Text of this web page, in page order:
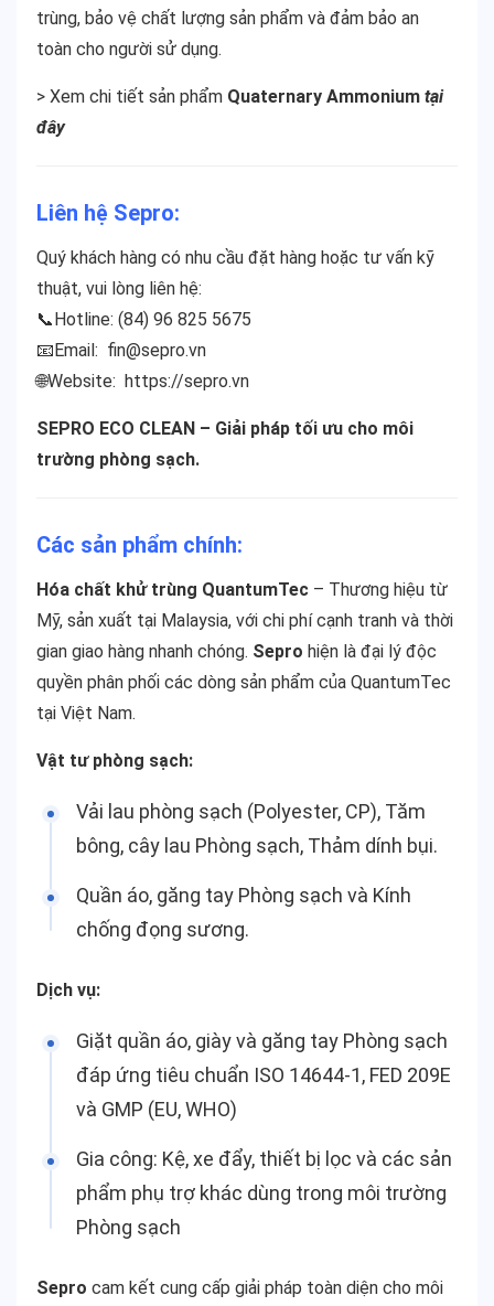
trùng, bảo vệ chất lượng sản phẩm và đảm bảo an
toàn cho người sử dụng.
> Xem chi tiết sản phẩm Quaternary Ammonium tại
đây
Liên hệ Sepro:
Quý khách hàng có nhu cầu đặt hàng hoặc tư vấn kỹ
thuật, vui lòng liên hệ:
📞Hotline: (84) 96 825 5675
📧Email: fin@sepro.vn
🌐Website: https://sepro.vn
SEPRO ECO CLEAN – Giải pháp tối ưu cho môi
trường phòng sạch.
Các sản phẩm chính:
Hóa chất khử trùng QuantumTec – Thương hiệu từ
Mỹ, sản xuất tại Malaysia, với chi phí cạnh tranh và thời
gian giao hàng nhanh chóng. Sepro hiện là đại lý độc
quyền phân phối các dòng sản phẩm của QuantumTec
tại Việt Nam.
Vật tư phòng sạch:
Vải lau phòng sạch (Polyester, CP), Tăm
bông, cây lau Phòng sạch, Thảm dính bụi.
Quần áo, găng tay Phòng sạch và Kính
chống đọng sương.
Dịch vụ:
Giặt quần áo, giày và găng tay Phòng sạch
đáp ứng tiêu chuẩn ISO 14644-1, FED 209E
và GMP (EU, WHO)
Gia công: Kệ, xe đẩy, thiết bị lọc và các sản
phẩm phụ trợ khác dùng trong môi trường
Phòng sạch
Sepro cam kết cung cấp giải pháp toàn diện cho môi